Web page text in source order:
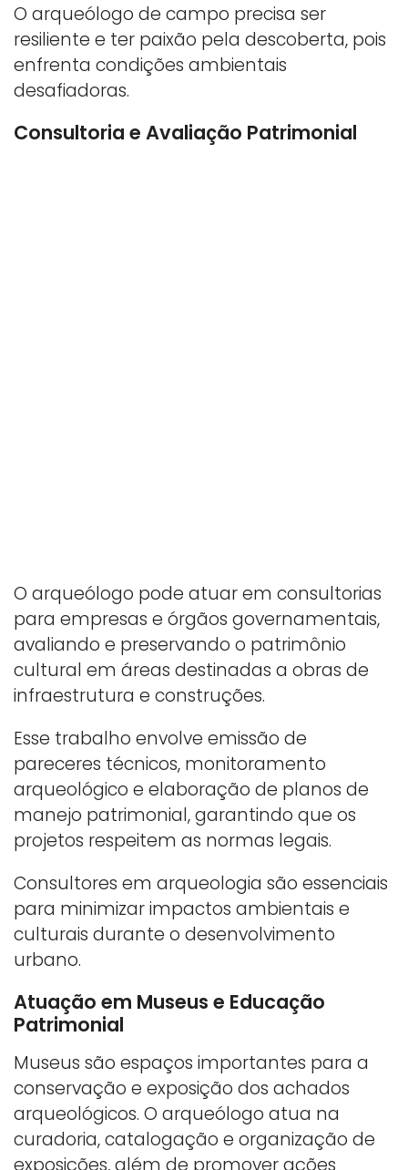
O arqueólogo de campo precisa ser
resiliente e ter paixão pela descoberta, pois
enfrenta condições ambientais
desafiadoras.
Consultoria e Avaliação Patrimonial
O arqueólogo pode atuar em consultorias
para empresas e órgãos governamentais,
avaliando e preservando o patrimônio
cultural em áreas destinadas a obras de
infraestrutura e construções.
Esse trabalho envolve emissão de
pareceres técnicos, monitoramento
arqueológico e elaboração de planos de
manejo patrimonial, garantindo que os
projetos respeitem as normas legais.
Consultores em arqueologia são essenciais
para minimizar impactos ambientais e
culturais durante o desenvolvimento
urbano.
Atuação em Museus e Educação
Patrimonial
Museus são espaços importantes para a
conservação e exposição dos achados
arqueológicos. O arqueólogo atua na
curadoria, catalogação e organização de
exposições, além de promover ações